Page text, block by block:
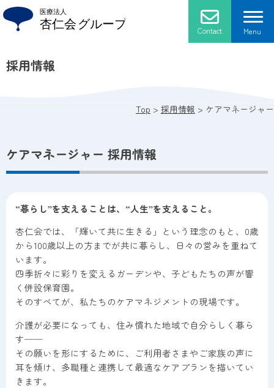
Skip
to
content
Contact Menu
杏仁会について
通所リハビリテーション
医療法人 杏仁会 おかだクリニック
医療法人 杏仁会 おかだ歯科クリニック
グループホーム ブルーベリー
ケアプランセンター
ヘルパーステーション
冠・大塚地域包括支援センター
採用情報
Top > 採用情報 > ケアマネージャー
ケアマネージャー 採用情報
“暮らし”を支えることは、“人生”を支えること。
杏仁会では、「輝いて共に生きる」という理念のもと、0歳
から100歳以上の方までが共に暮らし、日々の営みを重ねて
います。
四季折々に彩りを変えるガーデンや、子どもたちの声が響
く併設保育園。
そのすべてが、私たちのケアマネジメントの現場です。
介護が必要になっても、住み慣れた地域で自分らしく暮ら
す──
その願いを形にするために、ご利用者さまやご家族の声に
耳を傾け、多職種と連携して最適なケアプランを描いてい
きます。